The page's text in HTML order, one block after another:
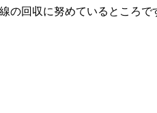
の回収に努めているところ